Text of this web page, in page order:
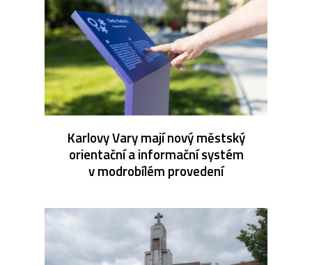
Karlovy Vary mají nový městský
orientační a informační systém
v modrobílém provedení